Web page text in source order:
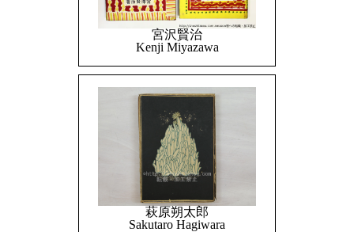
宮沢賢治
Kenji Miyazawa
萩原朔太郎
Sakutaro Hagiwara